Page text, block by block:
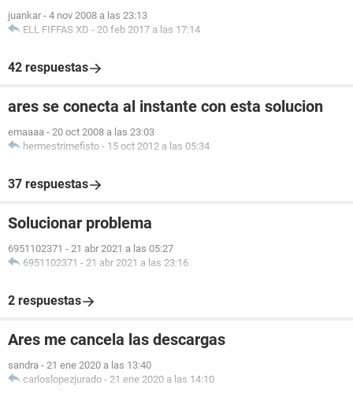
juankar - 4 nov 2008 a las 23:13
ELL FIFFAS XD - 20 feb 2017 a las 17:14
42 respuestas
ares se conecta al instante con esta solucion
emaaaa - 20 oct 2008 a las 23:03
hermestrimefisto - 15 oct 2012 a las 05:34
37 respuestas
Solucionar problema
6951102371 - 21 abr 2021 a las 05:27
6951102371 - 21 abr 2021 a las 23:16
2 respuestas
Ares me cancela las descargas
sandra - 21 ene 2020 a las 13:40
carloslopezjurado - 21 ene 2020 a las 14:10